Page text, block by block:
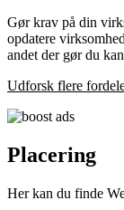
Gør krav på din
opdatere
andet der gør du
Udforsk flere
Placering
Her kan du finde